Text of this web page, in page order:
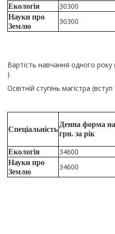
Екологія
30300
Науки про
Землю
30300
Вартість навчання одного
)
Освітній ступінь магістра
Спеціальність
Денна форма
грн. за рік
Екологія
34600
Науки про
Землю
34600